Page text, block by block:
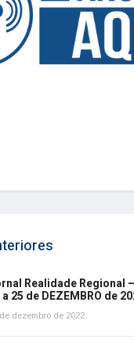
Realidade Regional –
a 25 de DEZEMBRO de
dezembro de 2022